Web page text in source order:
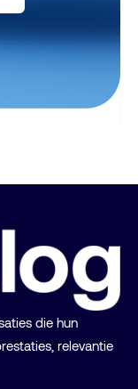
die hun
relevantie